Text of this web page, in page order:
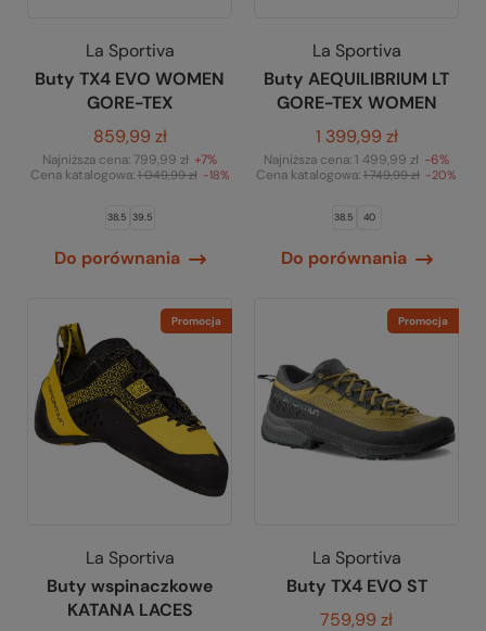
La Sportiva
Buty TX4 EVO WOMEN
GORE-TEX
859,99 zł
Najniższa cena: 799,99 zł +7%
Cena katalogowa:1 049,99 zł -18%
38.5 39.5
Do porównania
La Sportiva
Buty AEQUILIBRIUM LT
GORE-TEX WOMEN
1 399,99 zł
Najniższa cena:1 499,99 zł -6%
Cena katalogowa: 1 749,99 zł -20%
38.5 40
Do porównania
Promocja
La Sportiva
Buty wspinaczkowe
KATANA LACES
Promocja
La Sportiva
Buty TX4 EVO ST
759,99 zł